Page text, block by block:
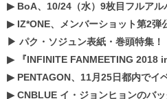
▶ BoA、10/24（水）9枚目フルア
▶ IZ*ONE、メンバーショット第2弾
▶ パク・ソジュン表紙・巻頭特集！『韓流
▶
『INFINITE FANMEETING 2018 in JAPAN』開催
▶ PENTAGON、11月25日都内でイ
▶CNBLUE イ・ジョンヒョンのバックステージ